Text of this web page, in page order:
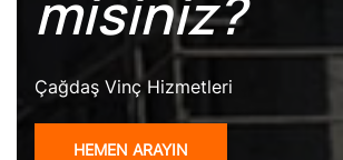
Çağdaş Vinç Hizmetleri
HEMEN ARAYIN